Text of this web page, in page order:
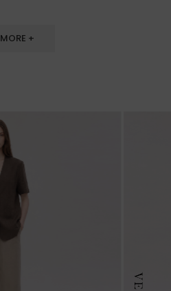
MORE +